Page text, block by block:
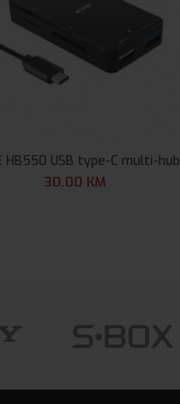
HB550 USB type-C multi-hub
30.00 KM